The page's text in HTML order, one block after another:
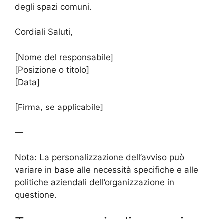
degli spazi comuni.
Cordiali Saluti,
[Nome del responsabile]
[Posizione o titolo]
[Data]
[Firma, se applicabile]
—
Nota: La personalizzazione dell’avviso può
variare in base alle necessità specifiche e alle
politiche aziendali dell’organizzazione in
questione.